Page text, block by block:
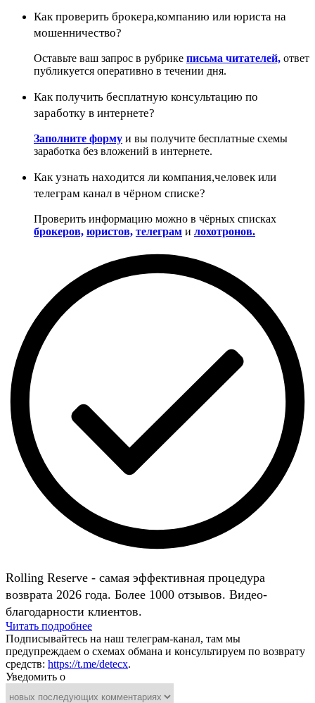
Как проверить брокера,компанию или юриста на
мошенничество?
Оставьте ваш запрос в рубрике письма читателей, ответ
публикуется оперативно в течении дня.
Как получить бесплатную консультацию по
заработку в интернете?
Заполните форму и вы получите бесплатные схемы
заработка без вложений в интернете.
Как узнать находится ли компания,человек или
телеграм канал в чёрном списке?
Проверить информацию можно в чёрных списках
брокеров, юристов, телеграм и лохотронов.
Rolling Reserve - самая эффективная процедура
возврата 2026 года. Более 1000 отзывов. Видео-
благодарности клиентов.
Читать подробнее
Подписывайтесь на наш телеграм-канал, там мы
предупреждаем о схемах обмана и консультируем по возврату
средств: https://t.me/detecx.
Уведомить о